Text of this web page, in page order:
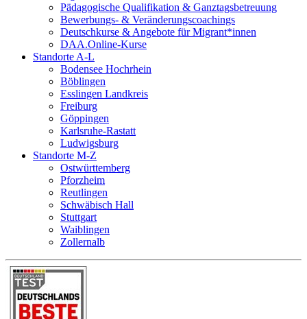
Pädagogische Qualifikation & Ganztagsbetreuung
Bewerbungs- & Veränderungscoachings
Deutschkurse & Angebote für Migrant*innen
DAA.Online-Kurse
Standorte A-L
Bodensee Hochrhein
Böblingen
Esslingen Landkreis
Freiburg
Göppingen
Karlsruhe-Rastatt
Ludwigsburg
Standorte M-Z
Ostwürttemberg
Pforzheim
Reutlingen
Schwäbisch Hall
Stuttgart
Waiblingen
Zollernalb